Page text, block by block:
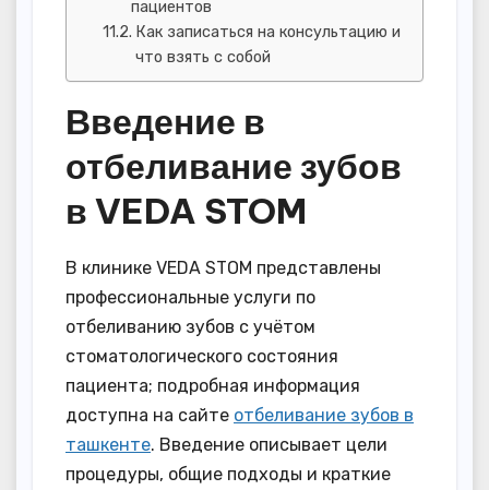
пациентов
Как записаться на консультацию и
что взять с собой
Введение в
отбеливание зубов
в VEDA STOM
В клинике VEDA STOM представлены
профессиональные услуги по
отбеливанию зубов с учётом
стоматологического состояния
пациента; подробная информация
доступна на сайте отбеливание зубов в
ташкенте. Введение описывает цели
процедуры, общие подходы и краткие